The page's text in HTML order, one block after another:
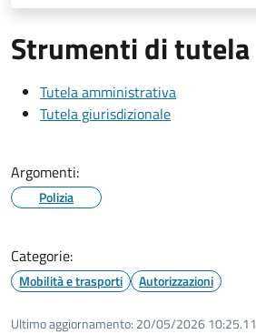
Strumenti di tutela
Tutela amministrativa
Tutela giurisdizionale
Argomenti:
Polizia
Categorie:
Mobilità e trasporti Autorizzazioni
Ultimo aggiornamento: 20/05/2026 10:25.11